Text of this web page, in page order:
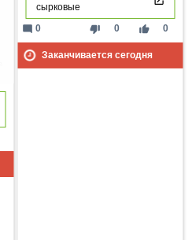
сырковые
thumb_down 0 thumb_up 0
mode_comment 0
Заканчивается сегодня